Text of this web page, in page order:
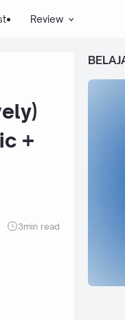
Review
+
3min read